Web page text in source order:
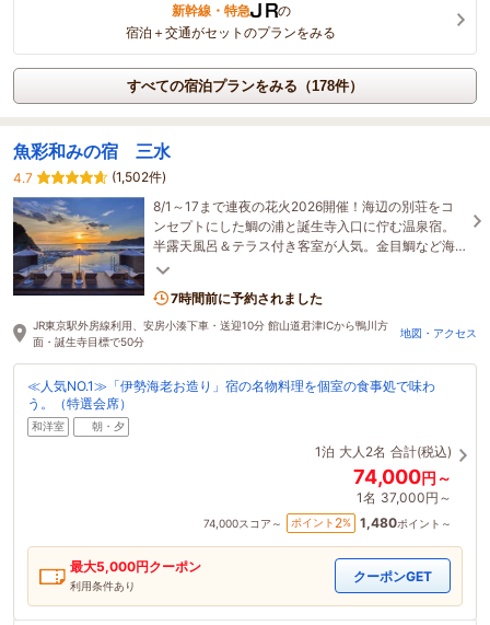
新幹線・特急
の
宿泊＋交通がセットのプランをみる
すべての宿泊プランをみる（178件）
魚彩和みの宿 三水
4.7
(1,502件)
8/1～17まで連夜の花火2026開催！海辺の別荘をコ
ンセプトにした鯛の浦と誕生寺入口に佇む温泉宿。
半露天風呂＆テラス付き客室が人気。金目鯛など海
の幸を個室の食事処でお召し上がり下さい
7時間前に予約されました
JR東京駅外房線利用、安房小湊下車・送迎10分 館山道君津ICから鴨川方
面・誕生寺目標で50分
地図・アクセス
≪人気NO.1≫「伊勢海老お造り」宿の名物料理を個室の食事処で味わ
う。（特選会席）
和洋室 朝・夕
1泊 大人2名 合計(税込)
74,000円～
1名 37,000円～
74,000スコア～ ポイント 2% 1,480ポイント～
最大5,000円クーポン
利用条件あり
クーポンGET